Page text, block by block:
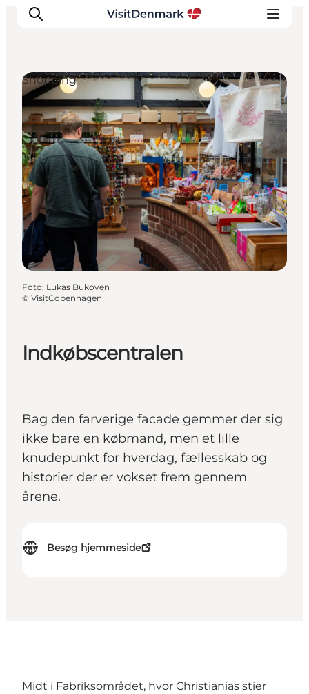
Inspiration
Destinationer
Oplevelser
Overnatning
Planlæg ferien
Indkøbscentralen
Bag den farverige facade gemmer der sig
ikke bare en købmand, men et lille
knudepunkt for hverdag, fællesskab og
historier der er vokset frem gennem
årene.
Besøg hjemmeside
Shopping
Foto: Lukas Bukoven
© VisitCopenhagen
Midt i Fabriksområdet, hvor Christianias stier